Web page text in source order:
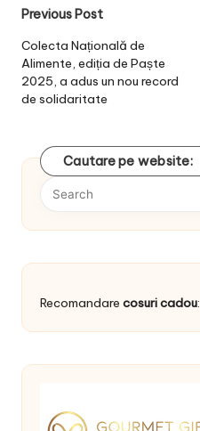
Post
navigation
Previous Post
Colecta Națională de
Alimente, ediția de Paște
2025, a adus un nou record
de solidaritate
Cautare pe website:
Recomandare cosuri cadou: